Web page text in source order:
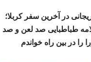
در آخرین سفر کربلا؛
طباطبایی صد لعن و صد
را در بین راه خواندم